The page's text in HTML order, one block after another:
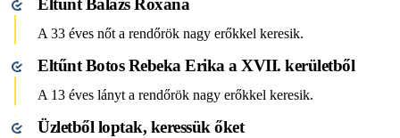
Eltűnt Balázs Roxána
A 33 éves nőt a rendőrök nagy erőkkel keresik.
Eltűnt Botos Rebeka Erika a XVII. kerületből
A 13 éves lányt a rendőrök nagy erőkkel keresik.
Üzletből loptak, keressük őket